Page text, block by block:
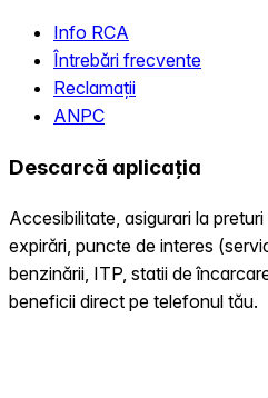
Info RCA
Întrebări frecvente
Reclamații
ANPC
Descarcă aplicația
Accesibilitate, asigurari la
expirări, puncte de interes
benzinării, ITP, statii de
beneficii direct pe telefonul tău.